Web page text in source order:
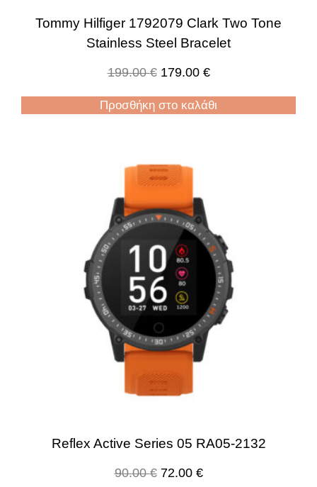
Tommy Hilfiger 1792079 Clark Two Tone
Stainless Steel Bracelet
199.00€ 179.00 €
Προσθήκη στο καλάθι
Reflex Active Series 05 RA05-2132
90.00€ 72.00 €